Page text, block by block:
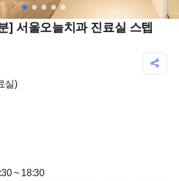
] 서울오늘치과 진료실 스텝
실)